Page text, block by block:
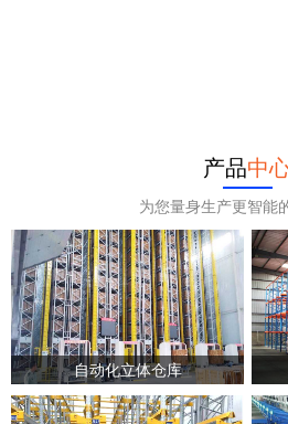
产品中
为您量身生产更智能
自动化立体仓库